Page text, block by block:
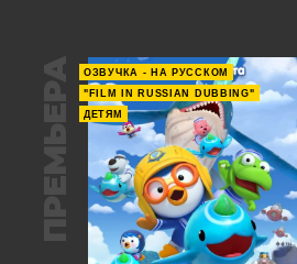
ПРЕМЬЕРА
ОЗВУЧКА - НА РУССКОМ
"FILM IN RUSSIAN DUBBING"
ДЕТЯМ